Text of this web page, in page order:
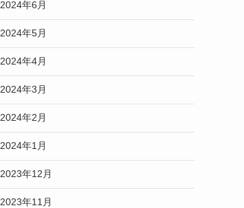
2024年6月
2024年5月
2024年4月
2024年3月
2024年2月
2024年1月
2023年12月
2023年11月